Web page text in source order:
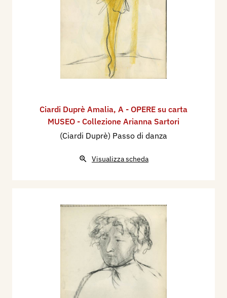
Ciardi Duprè Amalia, A - OPERE su carta
MUSEO - Collezione Arianna Sartori
(Ciardi Duprè) Passo di danza
Visualizza scheda